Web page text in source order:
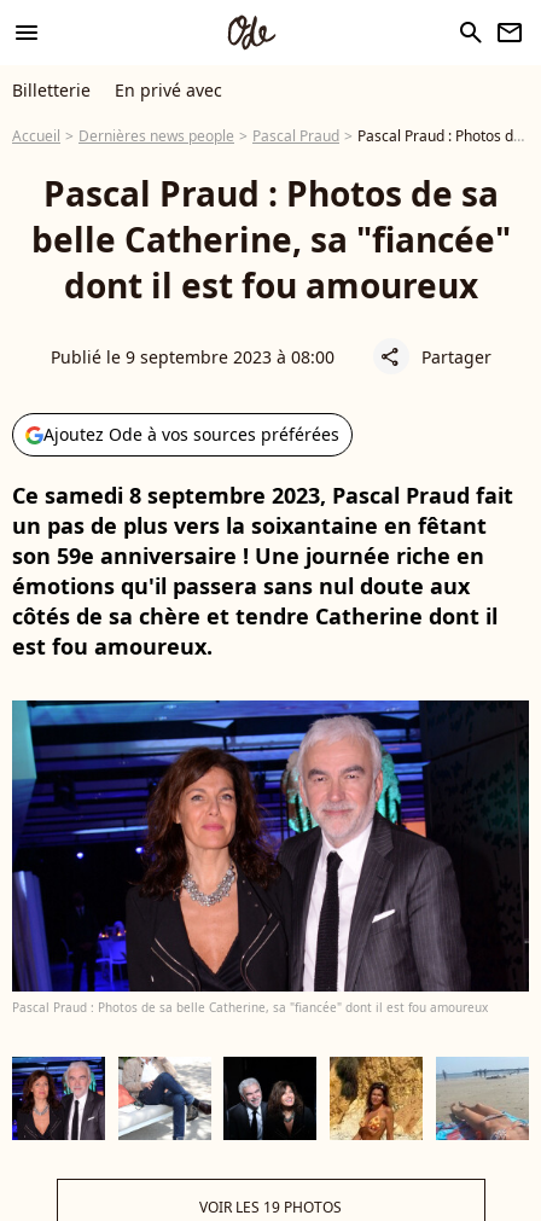
menu search newsletter
Billetterie En privé avec
Accueil Dernières news people Pascal Praud Pascal Praud : Photos de sa belle Catherine, sa "fiancée" dont il est fou amoureux
Pascal Praud : Photos de sa
belle Catherine, sa "fiancée"
dont il est fou amoureux
Publié le 9 septembre 2023 à 08:00 share Partager
Ajoutez Ode à vos sources préférées
Ce samedi 8 septembre 2023, Pascal Praud fait
un pas de plus vers la soixantaine en fêtant
son 59e anniversaire ! Une journée riche en
émotions qu'il passera sans nul doute aux
côtés de sa chère et tendre Catherine dont il
est fou amoureux.
Pascal Praud : Photos de sa belle Catherine, sa "fiancée" dont il est fou amoureux
VOIR LES 19 PHOTOS